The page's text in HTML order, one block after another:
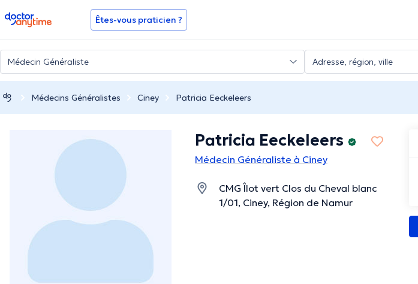
doctoranytime Êtes-vous praticien ?
Médecins Généralistes Ciney Patricia Eeckeleers
Patricia Eeckeleers
Médecin Généraliste à Ciney
CMG Îlot vert Clos du Cheval blanc
1/01, Ciney, Région de Namur